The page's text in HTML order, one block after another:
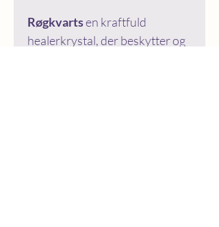
Røgkvartsen kraftfuld
healerkrystal, der beskytter og